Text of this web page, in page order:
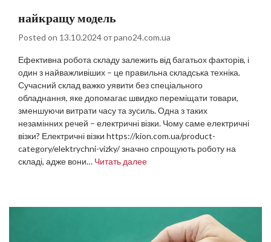
найкращу модель
Posted on 13.10.2024отpano24.com.ua
Ефективна робота складу залежить від багатьох факторів, і
один з найважливіших – це правильна складська техніка.
Сучасний склад важко уявити без спеціального
обладнання, яке допомагає швидко переміщати товари,
зменшуючи витрати часу та зусиль. Одна з таких
незамінних речей – електричні візки. Чому саме електричні
візки? Електричні візки https://kion.com.ua/product-
category/elektrychni-vizky/ значно спрощують роботу на
складі, адже вони… Читать далее